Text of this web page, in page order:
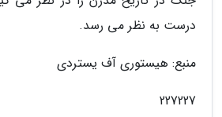
درست به نظر می رسد.
منبع: هیستوری آف یستردی
227227